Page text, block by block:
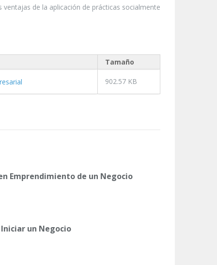
de la aplicación de prácticas socialmente
Tamaño
902.57 KB
Emprendimiento de un Negocio
un Negocio